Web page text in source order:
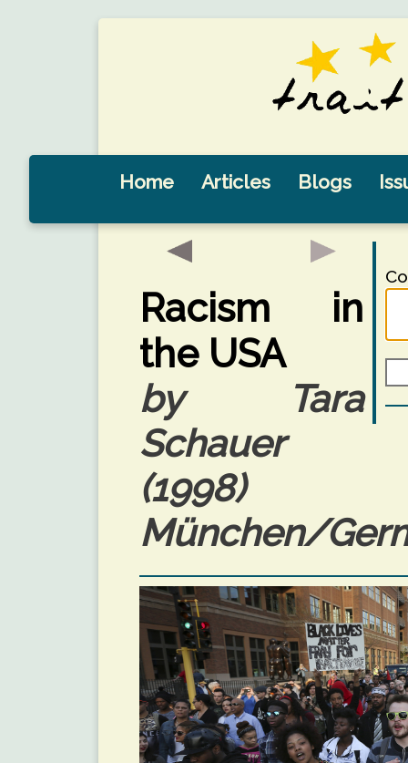
Home Articles Blogs
Racism in
the USA
by Tara
Schauer
(1998)
München/